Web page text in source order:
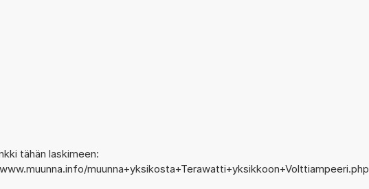
tähän laskimeen:
muunna+yksikosta+Terawatti+yksikkoon+Volttiampeeri.php